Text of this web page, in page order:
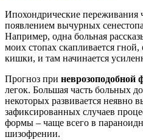
Ипохондрические переживания
появлением вычурных
Например, одна больная
моих стопах скапливается
кишки, и там начинается
Прогноз при
легок. Большая часть больных
некоторых развивается неявно
зафиксированных случаев
формы – чаще всего в
шизофрении.